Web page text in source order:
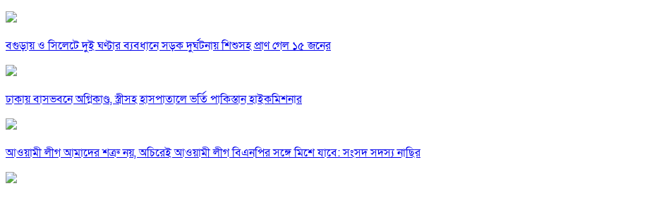
বগুড়ায় ও সিলেটে দুই ঘণ্টার ব্যবধানে সড়ক দুর্ঘটনায় শিশুসহ প্রাণ গেল ১৫ জনের
ঢাকায় বাসভবনে অগ্নিকাণ্ড, স্ত্রীসহ হাসপাতালে ভর্তি পাকিস্তান হাইকমিশনার
আওয়ামী লীগ আমাদের শত্রু নয়, অচিরেই আওয়ামী লীগ বিএনপির সঙ্গে মিশে যাবে: সংসদ সদস্য নাছির